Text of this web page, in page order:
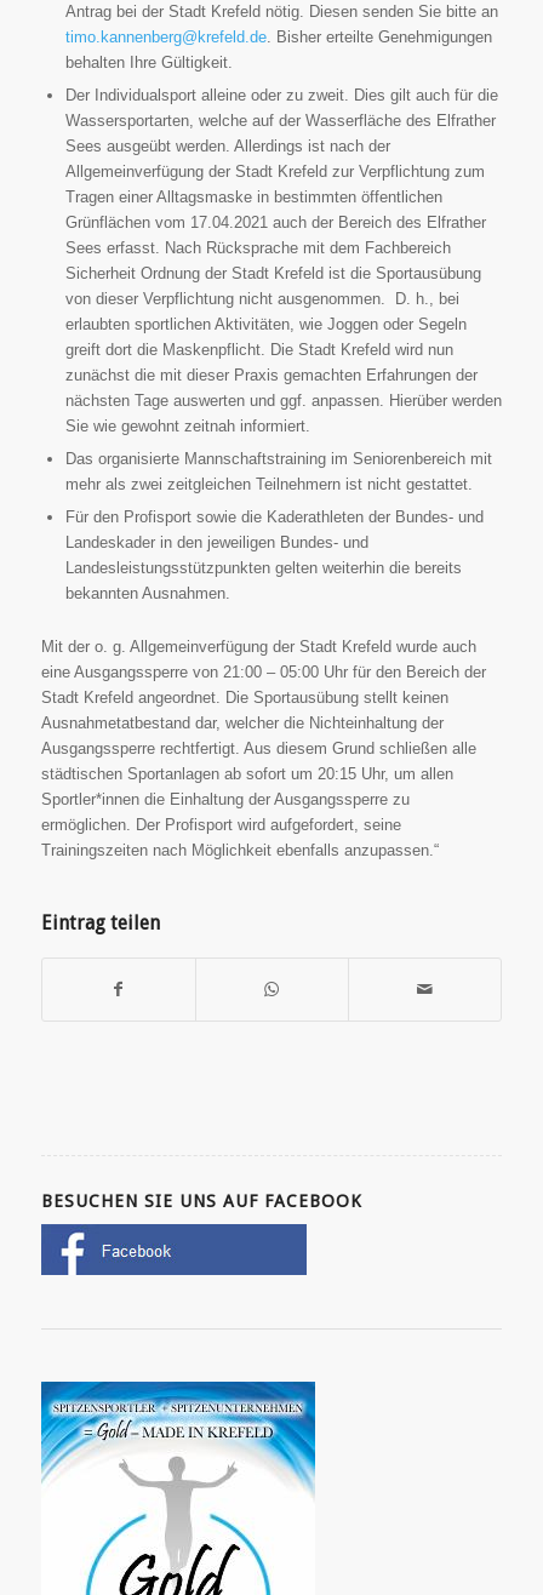
Antrag bei der Stadt Krefeld nötig. Diesen senden Sie bitte an
timo.kannenberg@krefeld.de. Bisher erteilte Genehmigungen
behalten Ihre Gültigkeit.
Der Individualsport alleine oder zu zweit. Dies gilt auch für die
Wassersportarten, welche auf der Wasserfläche des Elfrather
Sees ausgeübt werden. Allerdings ist nach der
Allgemeinverfügung der Stadt Krefeld zur Verpflichtung zum
Tragen einer Alltagsmaske in bestimmten öffentlichen
Grünflächen vom 17.04.2021 auch der Bereich des Elfrather
Sees erfasst. Nach Rücksprache mit dem Fachbereich
Sicherheit Ordnung der Stadt Krefeld ist die Sportausübung
von dieser Verpflichtung nicht ausgenommen. D. h., bei
erlaubten sportlichen Aktivitäten, wie Joggen oder Segeln
greift dort die Maskenpflicht. Die Stadt Krefeld wird nun
zunächst die mit dieser Praxis gemachten Erfahrungen der
nächsten Tage auswerten und ggf. anpassen. Hierüber werden
Sie wie gewohnt zeitnah informiert.
Das organisierte Mannschaftstraining im Seniorenbereich mit
mehr als zwei zeitgleichen Teilnehmern ist nicht gestattet.
Für den Profisport sowie die Kaderathleten der Bundes- und
Landeskader in den jeweiligen Bundes- und
Landesleistungsstützpunkten gelten weiterhin die bereits
bekannten Ausnahmen.
Mit der o. g. Allgemeinverfügung der Stadt Krefeld wurde auch
eine Ausgangssperre von 21:00 – 05:00 Uhr für den Bereich der
Stadt Krefeld angeordnet. Die Sportausübung stellt keinen
Ausnahmetatbestand dar, welcher die Nichteinhaltung der
Ausgangssperre rechtfertigt. Aus diesem Grund schließen alle
städtischen Sportanlagen ab sofort um 20:15 Uhr, um allen
Sportler*innen die Einhaltung der Ausgangssperre zu
ermöglichen. Der Profisport wird aufgefordert, seine
Trainingszeiten nach Möglichkeit ebenfalls anzupassen.“
Eintrag teilen
BESUCHEN SIE UNS AUF FACEBOOK